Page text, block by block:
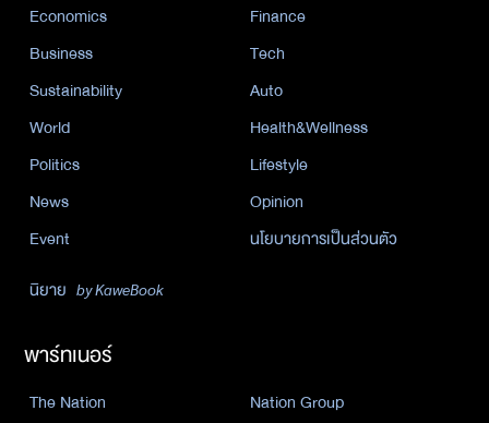
Economics
Finance
Business
Tech
Sustainability
Auto
World
Health&Wellness
Politics
Lifestyle
News
Opinion
Event
นโยบายการเป็นส่วนตัว
นิยาย by KaweBook
พาร์ทเนอร์
The Nation
Nation Group